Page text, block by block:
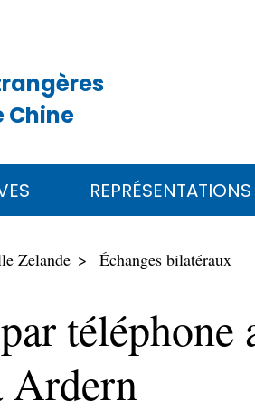
Chine
Zelande Échanges bilatéraux
Ardern